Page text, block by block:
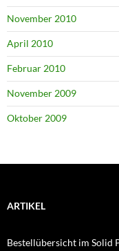
November 2010
April 2010
Februar 2010
November 2009
Oktober 2009
ARTIKEL
Bestellübersicht im Solid